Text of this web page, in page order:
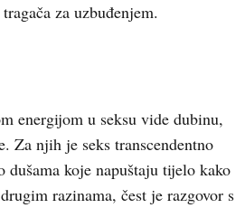
za uzbuđenjem.
energijom u seksu vide dubinu,
Za njih je seks transcendentno
koje napuštaju tijelo kako
razinama, čest je razgovor s